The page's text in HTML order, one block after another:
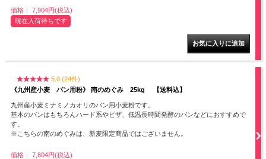
価格： 7,904円(税込)
現在入荷待ちです
5.0 (24件)
《九州産小麦 パン用粉》 南のめぐみ 25kg 【送料込】
九州産小麦ミナミノカオリのパン用小麦粉です。
基本のパンはもちろんハード系やピザ、低温長時間発酵のパンなどにおすすめで
す。
※こちらの南のめぐみは、新麦限定商品ではございません。
価格： 7,804円(税込)